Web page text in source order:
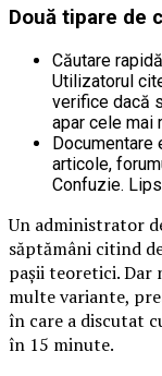
Două tipare de
Căutare
Utilizatorul
verifice dacă
apar cele mai
Documentare
articole,
Confuzie.
Un administrator
săptămâni citind
pașii teoretici. Dar
multe variante,
în care a discutat
în 15 minute.